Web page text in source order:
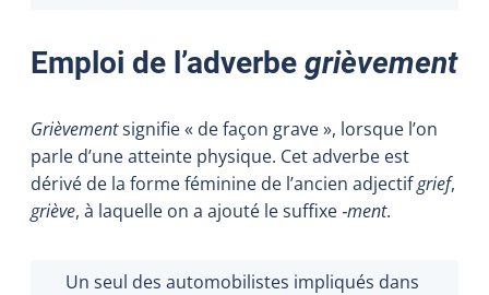
Emploi de l’adverbe grièvement
Grièvementsignifie « de façon grave », lorsque l’on
parle d’une atteinte physique. Cet adverbe est
dérivé de la forme féminine de l’ancien adjectifgrief,
griève, à laquelle on a ajouté le suffixe ‑ment.
Un seul des automobilistes impliqués dans